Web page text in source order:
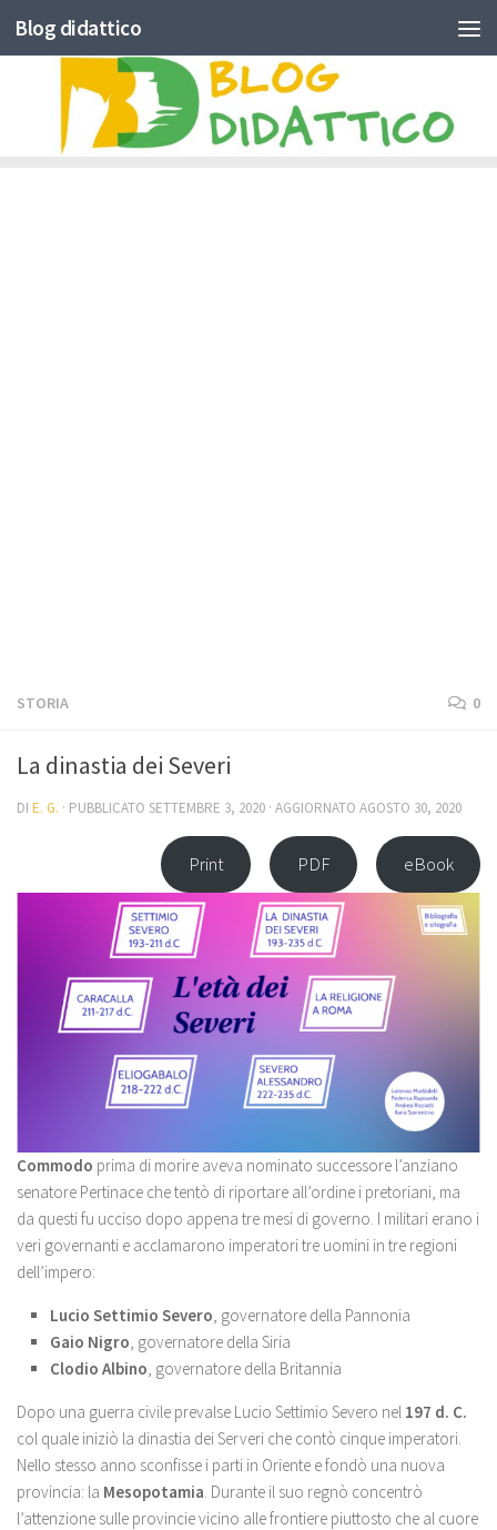
Skip to content
Blog didattico
STORIA 0
La dinastia dei Severi
DI E. G. · PUBBLICATO SETTEMBRE 3, 2020 · AGGIORNATO AGOSTO 30, 2020
Print PDF eBook
Commodo prima di morire aveva nominato successore l’anziano
senatore Pertinace che tentò di riportare all’ordine i pretoriani, ma
da questi fu ucciso dopo appena tre mesi di governo. I militari erano i
veri governanti e acclamarono imperatori tre uomini in tre regioni
dell’impero:
Lucio Settimio Severo, governatore della Pannonia
Gaio Nigro, governatore della Siria
Clodio Albino, governatore della Britannia
Dopo una guerra civile prevalse Lucio Settimio Severo nel 197 d. C.
col quale iniziò la dinastia dei Serveri che contò cinque imperatori.
Nello stesso anno sconfisse i parti in Oriente e fondò una nuova
provincia: la Mesopotamia. Durante il suo regnò concentrò
l’attenzione sulle provincie vicino alle frontiere piuttosto che al cuore